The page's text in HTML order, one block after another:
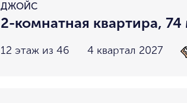
ДЖОЙС
2-комнатная квартира, 74
12 этаж из 46 4 квартал 2027